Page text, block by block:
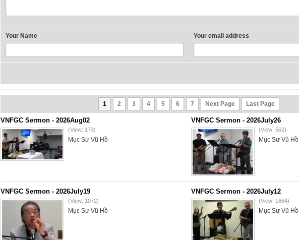
Your Name Your email address
1 2 3 4 5 6 7 Next Page Last Page
VNFGC Sermon - 2026Aug02
(View: 173)
Mục Sư Vũ Hồ
VNFGC Sermon - 2026July26
(View: 562)
Mục Sư Vũ Hồ
VNFGC Sermon - 2026July19
(View: 1072)
Mục Sư Vũ Hồ
VNFGC Sermon - 2026July12
(View: 1664)
Mục Sư Vũ Hồ